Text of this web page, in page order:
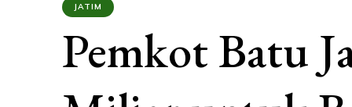
JATIM
Pemkot Batu